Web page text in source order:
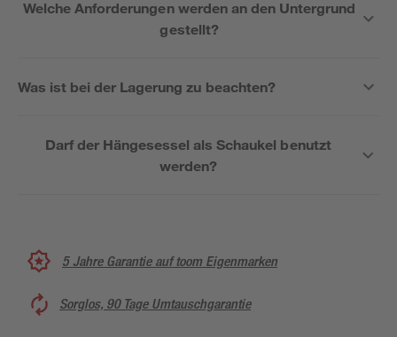
Welche Anforderungen werden an den Untergrund
gestellt?
Was ist bei der Lagerung zu beachten?
Darf der Hängesessel als Schaukel benutzt
werden?
5 Jahre Garantie auf toom Eigenmarken
Sorglos, 90 Tage Umtauschgarantie